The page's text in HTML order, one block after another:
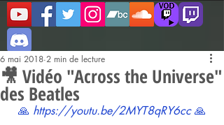
🎥 Vidéo "Across the Universe"
des Beatles
6 mai 2018 2 min de lecture
🙏 https://youtu.be/2MYT8qRY6cc 🙏